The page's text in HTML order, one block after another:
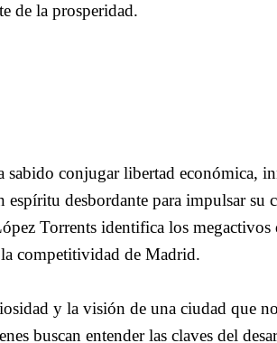
de la prosperidad.
sabido conjugar libertad económica,
desbordante para impulsar su
Torrents identifica los megactivos
competitividad de Madrid.
y la visión de una ciudad que
buscan entender las claves del